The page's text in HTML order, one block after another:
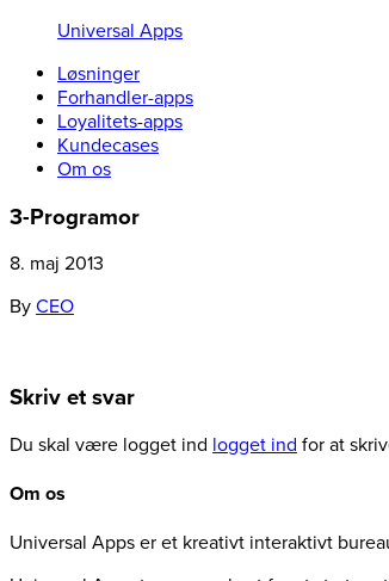
Universal Apps
Løsninger
Forhandler-apps
Loyalitets-apps
Kundecases
Om os
3-Programor
8. maj 2013
By CEO
Skriv et svar
Du skal være logget ind logget ind for at
Om os
Universal Apps er et kreativt interaktivt